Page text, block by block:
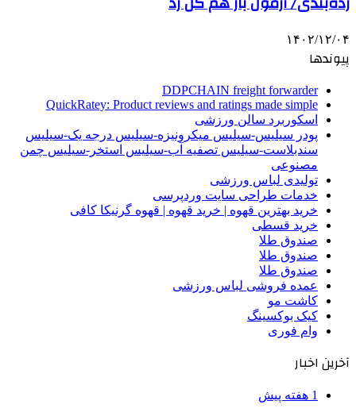
۱۴۰۲/۱۲/۰۴
پیوندها
DDPCHAIN freight forwarder
QuickRatey: Product reviews and ratings made simple
اسکوربرد سالن ورزشی
پودر سیلیس-سیلیس میکرونیزه-سیلیس درجه یک-سیلیس
سندبلاست-سیلیس تصفیه آب-سیلیس استخر-سیلیس چمن
مصنوعی
تولیدی لباس ورزشی
خدمات طراحی سایت وردپرسی
خرید بهترین قهوه | خرید قهوه | قهوه گرنیکا کافی
خرید قسطی
صندوق طلا
صندوق طلا
صندوق طلا
عمده فروشی لباس ورزشی
کاشت مو
کیک بوکسینگ
وام فوری
آخرین اخبار
1 هفته پیش